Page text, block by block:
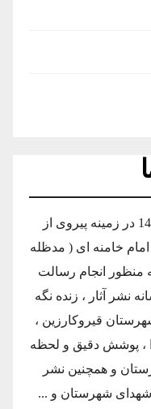
رسانه کمیل مدیا در بهمن ماه 1401 در زمینه پیروی از
خامنه ای ( مدظله
منظور انجام رسالت
نشر آثار ، زنده نگه
قیروکارزین ،
، پوشش دقیق و لحظه
و همچنین نشر
شهرستان و ...